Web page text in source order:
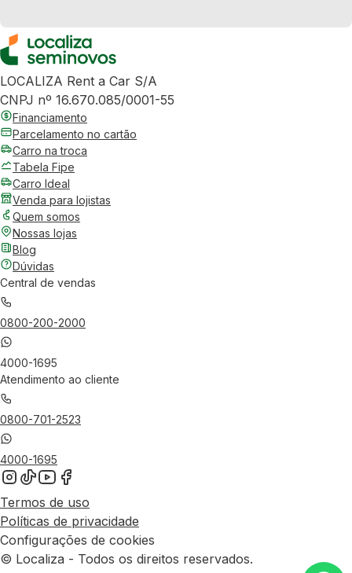
LOCALIZA Rent a Car S/A
CNPJ nº 16.670.085/0001-55
Financiamento
Parcelamento no cartão
Carro na troca
Tabela Fipe
Carro Ideal
Venda para lojistas
Quem somos
Nossas lojas
Blog
Dúvidas
Central de vendas
0800-200-2000
4000-1695
Atendimento ao cliente
0800-701-2523
4000-1695
Termos de uso
Políticas de privacidade
Configurações de cookies
© Localiza - Todos os direitos reservados.